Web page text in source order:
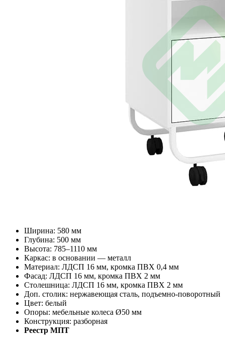
Ширина: 580 мм
Глубина: 500 мм
Высота: 785–1110 мм
Каркас: в основании — металл
Материал: ЛДСП 16 мм, кромка ПВХ 0,4 мм
Фасад: ЛДСП 16 мм, кромка ПВХ 2 мм
Столешница: ЛДСП 16 мм, кромка ПВХ 2 мм
Доп. столик: нержавеющая сталь, подъемно-поворотный
Цвет: белый
Опоры: мебельные колеса Ø50 мм
Конструкция: разборная
Реестр МПТ